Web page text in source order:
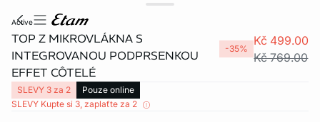
active
TOP Z MIKROVLÁKNA S
INTEGROVANOU PODPRSENKOU
EFFET CÔTELÉ
-35%
Kč 499.00
Kč 769.00
SLEVY 3 za 2
Pouze online
SLEVY Kupte si 3, zaplaťte za 2